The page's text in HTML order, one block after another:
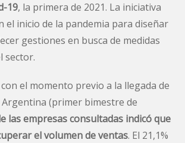
19, la primera de 2021. La iniciativa
el inicio de la pandemia para diseñar
gestiones en busca de medidas
sector.
el momento previo a la llegada de
Argentina (primer bimestre de
las empresas consultadas indicó que
el volumen de ventas. El 21,1%